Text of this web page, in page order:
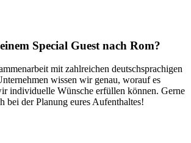
Special Guest nach Rom?
mit zahlreichen deutschsprachigen
wissen wir genau, worauf es
individuelle Wünsche erfüllen können. Gerne
bei der Planung eures Aufenthaltes!